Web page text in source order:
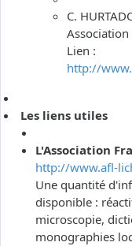
C.
Lien :
http://
Les liens utiles
L'Association
http://www.afl-
Une quantité
disponible :
microscopie,
monographies